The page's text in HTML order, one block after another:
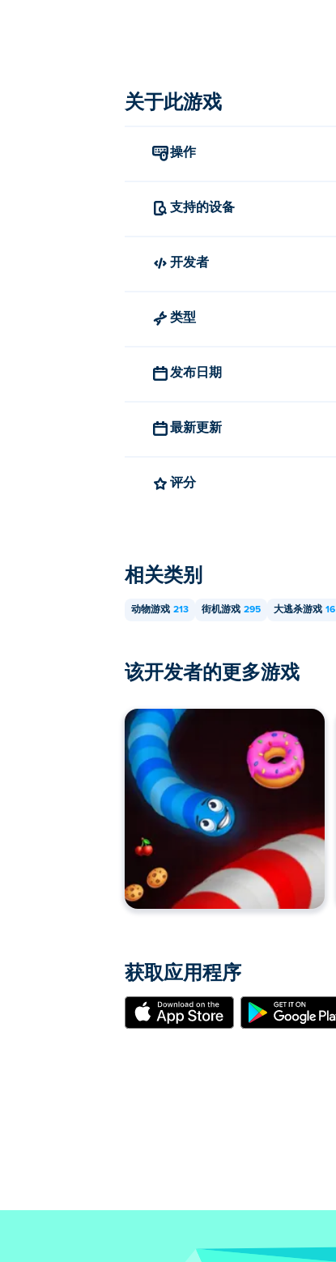
关于此游戏
操作
支持的设备
开发者
类型
发布日期
最新更新
评分
相关类别
动物游戏 213 街机游戏 295 大逃杀游戏 16
该开发者的更多游戏
获取应用程序